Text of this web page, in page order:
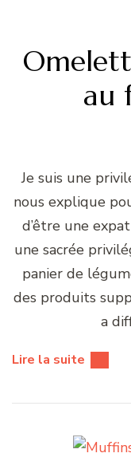
au
Je suis une
nous explique
d’être une
une sacrée
panier de
des produits
a
Lire la suite